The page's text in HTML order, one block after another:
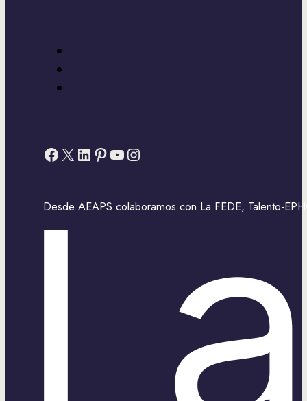
Facebook
X LinkedIn
Pinterest
YouTube
Instagram
Desde AEAPS colaboramos con La FEDE, Talento-